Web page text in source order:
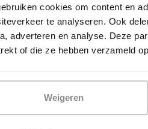
cookies om content en
te analyseren. Ook
adverteren en analyse. Deze
of die ze hebben verzameld
Weigeren
de haute qualité , assure un
avec lessystèmes à basse
de 10 ans.
2453330080